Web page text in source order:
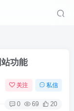
功能
关注 私信
0 69 20